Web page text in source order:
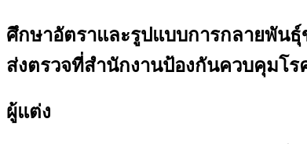
ศึกษาอัตราและรูปแบบการกลายพันธุ์
ส่งตรวจที่สำนักงานป้องกันควบคุมโร
ผู้แต่ง